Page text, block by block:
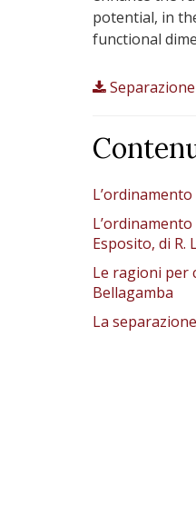
potential, in
functional
Esposito, di R.
Le ragioni per
Bellagamba
La